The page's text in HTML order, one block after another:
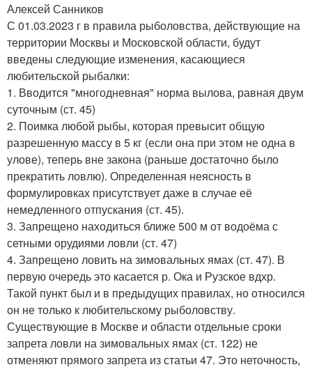
Алексей Санников
С 01.03.2023 г в правила рыболовства, действующие на
территории Москвы и Московской области, будут
введены следующие изменения, касающиеся
любительской рыбалки:
1. Вводится "многодневная" норма вылова, равная двум
суточным (ст. 45)
2. Поимка любой рыбы, которая превысит общую
разрешенную массу в 5 кг (если она при этом не одна в
улове), теперь вне закона (раньше достаточно было
прекратить ловлю). Определенная неясность в
формулировках присутствует даже в случае её
немедленного отпускания (ст. 45).
3. Запрещено находиться ближе 500 м от водоёма с
сетными орудиями ловли (ст. 47)
4. Запрещено ловить на зимовальных ямах (ст. 47). В
первую очередь это касается р. Ока и Рузское вдхр.
Такой пункт был и в предыдущих правилах, но относился
он не только к любительскому рыболовству.
Существующие в Москве и области отдельные сроки
запрета ловли на зимовальных ямах (ст. 122) не
отменяют прямого запрета из статьи 47. Это неточность,